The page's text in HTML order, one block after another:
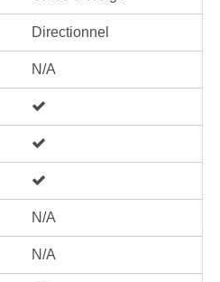
Directionnel
N/A
N/A
N/A